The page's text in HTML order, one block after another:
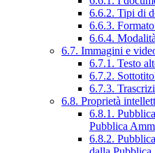
6.6.2. Tipi di
6.6.3.
6.6.4.
6.7. Immagini e
6.7.1. Testo
6.7.2.
6.7.3.
6.8. Proprietà
6.8.1.
Pubblica
6.8.2.